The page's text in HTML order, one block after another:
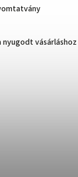
vásárláshoz